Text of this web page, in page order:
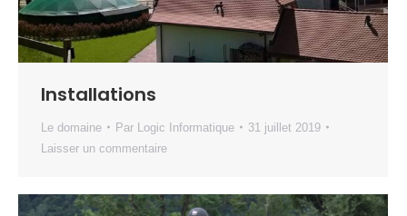
Installations
Le domaine Par Logic Informatique
31 juillet 2019
Laisser un commentaire